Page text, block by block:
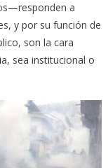
a
y por su función de
son la cara
sea institucional o